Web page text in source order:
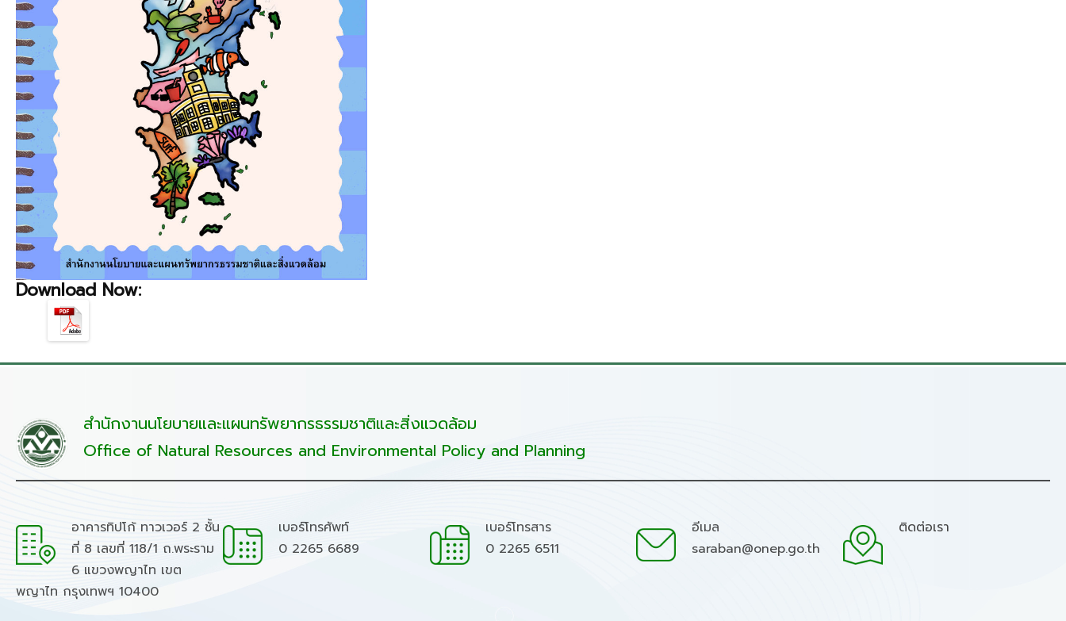
Download Now:
สำนักงานนโยบายและแผนทรัพยากรธรรมชาติและสิ่งแวดล้อม
Office of Natural Resources and Environmental Policy and Planning
อาคารทิปโก้ ทาวเวอร์ 2 ชั้น
ที่ 8 เลขที่ 118/1 ถ.พระราม
6 แขวงพญาไท เขต
พญาไท กรุงเทพฯ 10400
เบอร์โทรศัพท์
0 2265 6689
เบอร์โทรสาร
0 2265 6511
อีเมล
saraban@onep.go.th
ติดต่อเรา